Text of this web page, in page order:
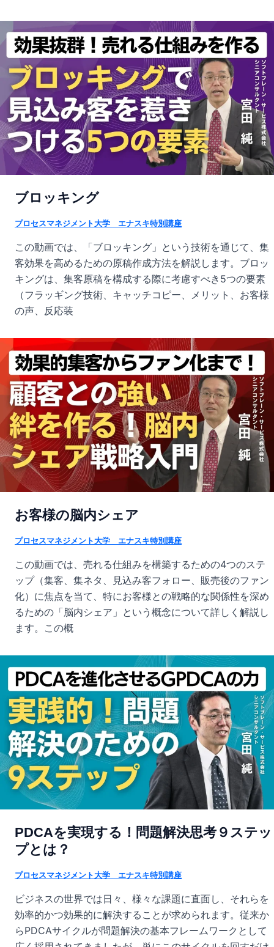
ブロッキング
プロセスマネジメント大学 エナスキ特別講座
この動画では、「ブロッキング」という技術を通じて、集
客効果を高めるための原稿作成方法を解説します。ブロッ
キングは、集客原稿を構成する際に考慮すべき5つの要素
（フラッギング技術、キャッチコピー、メリット、お客様
の声、反応装
お客様の脳内シェア
プロセスマネジメント大学 エナスキ特別講座
この動画では、売れる仕組みを構築するための4つのステ
ップ（集客、集ネタ、見込み客フォロー、販売後のファン
化）に焦点を当て、特にお客様との戦略的な関係性を深め
るための「脳内シェア」という概念について詳しく解説し
ます。この概
PDCAを実現する！問題解決思考９ステッ
プとは？
プロセスマネジメント大学 エナスキ特別講座
ビジネスの世界では日々、様々な課題に直面し、それらを
効率的かつ効果的に解決することが求められます。従来か
らPDCAサイクルが問題解決の基本フレームワークとして